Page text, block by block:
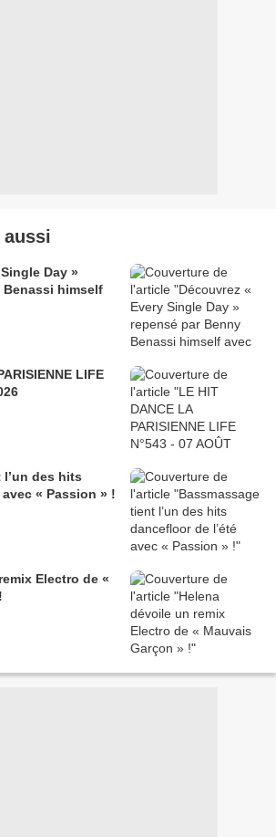
aussi
Day »
Benassi himself
LIFE
des hits
« Passion » !
Electro de «